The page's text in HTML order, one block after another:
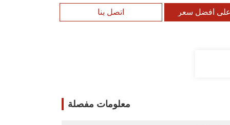
أفضل سعر اتصل بنا
معلومات مفصلة